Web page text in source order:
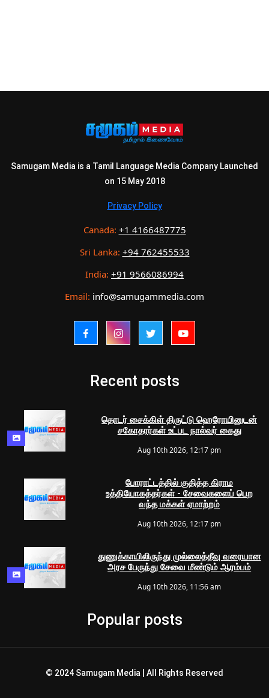
Samugam Media is a Tamil Language Media Company Launched
on 15 May 2018
Privacy Policy
Canada: +1 4166487775
Sri Lanka: +94 762455533
India: +91 9566086994
Email: info@samugammedia.com
Recent posts
தொடர் சைக்கிள் திருட்டு ஹெரோயினுடன்
சகோதரர்கள் உட்பட நால்வர் கைது
Aug 10th 2026, 12:17 pm
போராட்டத்தில் குதித்த கிராம
உத்தியோகத்தர்கள் - சேவைகளைப் பெற
வந்த மக்கள் ஏமாற்றம்
Aug 10th 2026, 12:17 pm
துணுக்காயிலிருந்து முல்லைத்தீவு வரையான
அரச பேருந்து சேவை மீண்டும் ஆரம்பம்
Aug 10th 2026, 11:56 am
Popular posts
© 2024 Samugam Media | All Rights Reserved